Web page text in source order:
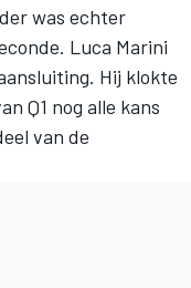
was echter
Luca Marini
Hij klokte
Q1 nog alle kans
van de